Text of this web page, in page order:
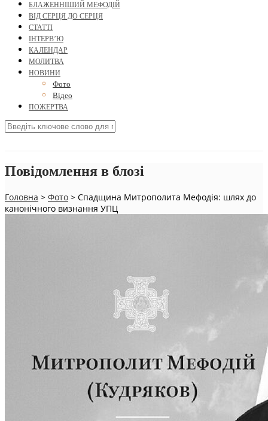
БЛАЖЕННІШИЙ МЕФОДІЙ
ВІД СЕРЦЯ ДО СЕРЦЯ
СТАТТІ
ІНТЕРВ’Ю
КАЛЕНДАР
МОЛИТВА
НОВИНИ
Фото
Відео
ПОЖЕРТВА
Повідомлення в блозі
Головна > Фото > Спадщина Митрополита Мефодія: шлях до
канонічного визнання УПЦ